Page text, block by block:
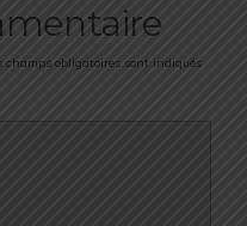
champs obligatoires sont indiqués